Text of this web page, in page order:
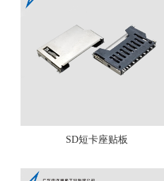
SD短卡座贴板